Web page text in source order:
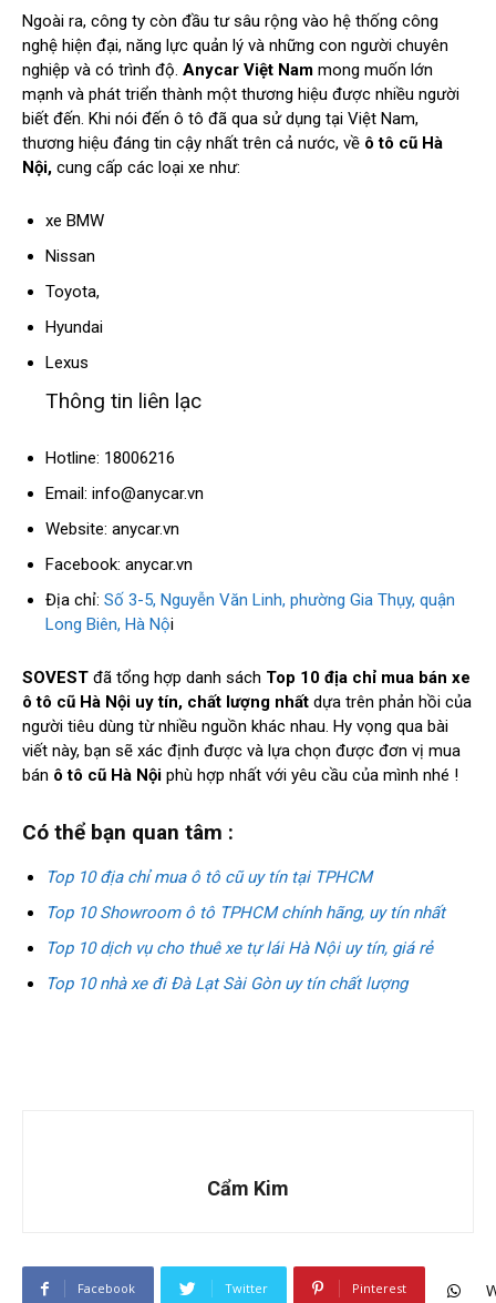
Ngoài ra, công ty còn đầu tư sâu rộng vào hệ thống công
nghệ hiện đại, năng lực quản lý và những con người chuyên
nghiệp và có trình độ. Anycar Việt Nam mong muốn lớn
mạnh và phát triển thành một thương hiệu được nhiều người
biết đến. Khi nói đến ô tô đã qua sử dụng tại Việt Nam,
thương hiệu đáng tin cậy nhất trên cả nước, về ô tô cũ Hà
Nội, cung cấp các loại xe như:
xe BMW
Nissan
Toyota,
Hyundai
Lexus
Thông tin liên lạc
Hotline: 18006216
Email: info@anycar.vn
Website: anycar.vn
Facebook: anycar.vn
Địa chỉ: Số 3-5, Nguyễn Văn Linh, phường Gia Thụy, quận
Long Biên, Hà Nội
SOVEST đã tổng hợp danh sách Top 10 địa chỉ mua bán xe
ô tô cũ Hà Nội uy tín, chất lượng nhất dựa trên phản hồi của
người tiêu dùng từ nhiều nguồn khác nhau. Hy vọng qua bài
viết này, bạn sẽ xác định được và lựa chọn được đơn vị mua
bán ô tô cũ Hà Nội phù hợp nhất với yêu cầu của mình nhé !
Có thể bạn quan tâm :
Top 10 địa chỉ mua ô tô cũ uy tín tại TPHCM
Top 10 Showroom ô tô TPHCM chính hãng, uy tín nhất
Top 10 dịch vụ cho thuê xe tự lái Hà Nội uy tín, giá rẻ
Top 10 nhà xe đi Đà Lạt Sài Gòn uy tín chất lượng
Cẩm Kim
Facebook Twitter Pinterest